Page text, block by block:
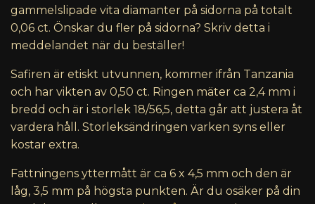
gammelslipade vita diamanter på sidorna på totalt
0,06 ct. Önskar du fler på sidorna? Skriv detta i
meddelandet när du beställer!
Safiren är etiskt utvunnen, kommer ifrån Tanzania
och har vikten av 0,50 ct. Ringen mäter ca 2,4 mm i
bredd och är i storlek 18/56,5, detta går att justera åt
vardera håll. Storleksändringen varken syns eller
kostar extra.
Fattningens yttermått är ca 6 x 4,5 mm och den är
låg, 3,5 mm på högsta punkten. Är du osäker på din